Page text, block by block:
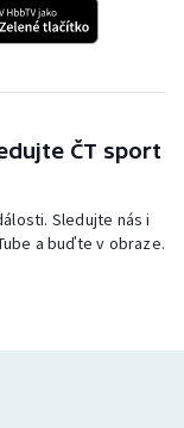
ČT sport
Sledujte nás i
a buďte v obraze.